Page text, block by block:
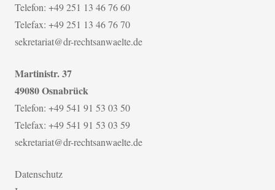
Telefon: +49 251 13 46 76 60
Telefax: +49 251 13 46 76 70
sekretariat@dr-rechtsanwaelte.de
Martinistr. 37
49080 Osnabrück
Telefon: +49 541 91 53 03 50
Telefax: +49 541 91 53 03 59
sekretariat@dr-rechtsanwaelte.de
Datenschutz